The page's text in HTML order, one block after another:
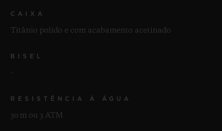
CAIXA
Titânio polido e com acabamento acetinado
BISEL
-
RESISTÊNCIA À ÁGUA
30 m ou 3 ATM